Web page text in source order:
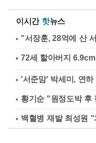
이시간 핫뉴스
"서장훈, 28억에 산
'서준맘' 박세미, 연
황기순 "원정도박 후
백혈병 재발 최성원